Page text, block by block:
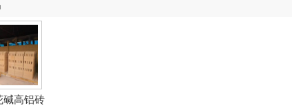
碱高铝砖